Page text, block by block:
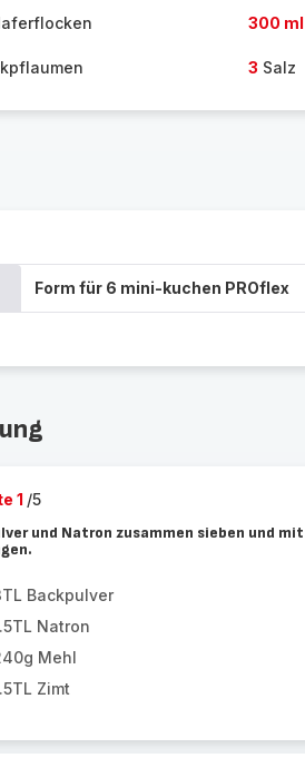
300 ml
3 Salz
Form für 6 mini-kuchen PROflex
1 /5
und Natron zusammen sieben und
Backpulver
Natron
Mehl
Zimt